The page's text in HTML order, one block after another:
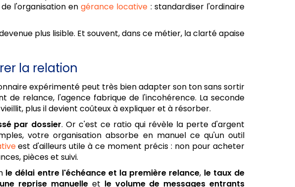
l'organisation engérance locative : standardiser l'ordinaire
plus lisible. Et souvent, dans ce métier, la clarté apaise
la relation
expérimenté peut très bien adapter son ton sans sortir
de relance, l'agence fabrique de l'incohérence. La seconde
plus il devient coûteux à expliquer et à résorber.
par dossier. Or c'est ce ratio qui révèle la perte d'argent
votre organisation absorbe en manuel ce qu'un outil
est d'ailleurs utile à ce moment précis : non pour acheter
pièces et suivi.
le délai entre l'échéance et la première relance, le taux de
reprise manuelle et le volume de messages entrants